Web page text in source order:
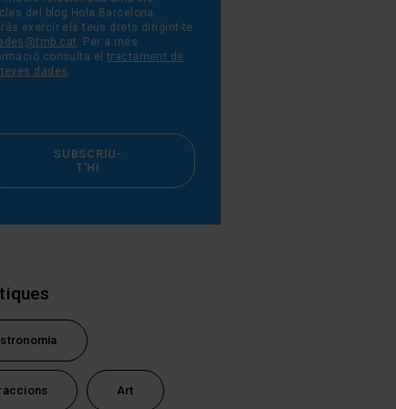
del blog Hola Barcelona.
exercir els teus drets dirigint-te
. Per a més
consulta el tractament de
teves dades.
SUBSCRIU-
T'HI
Art